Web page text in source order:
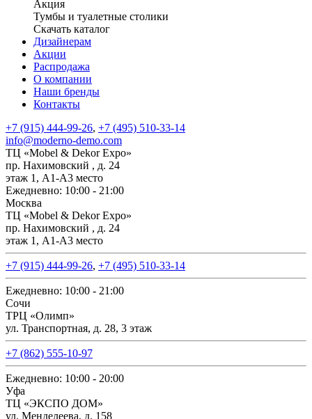
Акция
Тумбы и туалетные столики
Скачать каталог
Дизайнерам
Акции
Распродажа
О компании
Наши бренды
Контакты
+7 (915) 444-99-26, +7 (495) 510-33-14
info@moderno-demo.com
ТЦ «Mobel & Dekor Expo»
пр. Нахимовский , д. 24
этаж 1, А1-А3 место
Ежедневно: 10:00 - 21:00
Москва
ТЦ «Mobel & Dekor Expo»
пр. Нахимовский , д. 24
этаж 1, А1-А3 место
+7 (915) 444-99-26, +7 (495) 510-33-14
Ежедневно: 10:00 - 21:00
Сочи
ТРЦ «Олимп»
ул. Транспортная, д. 28, 3 этаж
+7 (862) 555-10-97
Ежедневно: 10:00 - 20:00
Уфа
ТЦ «ЭКСПО ДОМ»
ул. Менделеева, д. 158